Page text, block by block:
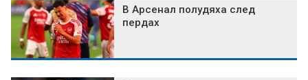
В Арсенал полудяха след
пердах